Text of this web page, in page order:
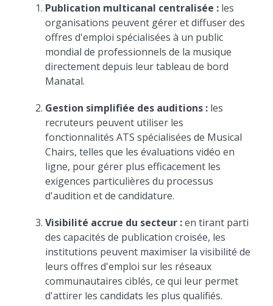
Publication multicanal centralisée :les
organisations peuvent gérer et diffuser des
offres d'emploi spécialisées à un public
mondial de professionnels de la musique
directement depuis leur tableau de bord
Manatal.
Gestion simplifiée des auditions :les
recruteurs peuvent utiliser les
fonctionnalités ATS spécialisées de Musical
Chairs, telles que les évaluations vidéo en
ligne, pour gérer plus efficacement les
exigences particulières du processus
d'audition et de candidature.
Visibilité accrue du secteur :en tirant parti
des capacités de publication croisée, les
institutions peuvent maximiser la visibilité de
leurs offres d'emploi sur les réseaux
communautaires ciblés, ce qui leur permet
d'attirer les candidats les plus qualifiés.